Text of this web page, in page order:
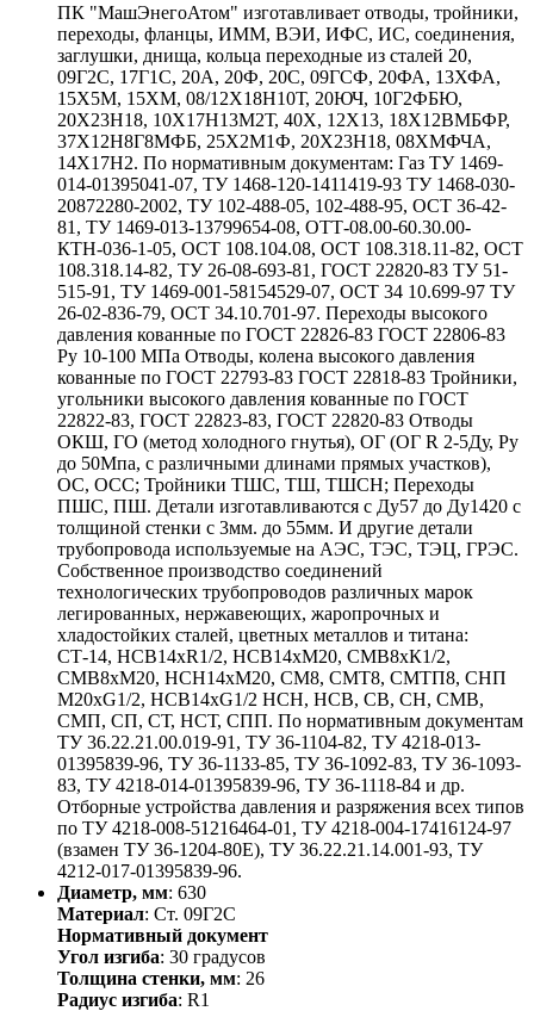
ПК "МашЭнегоАтом" изготавливает отводы, тройники,
переходы, фланцы, ИММ, ВЭИ, ИФС, ИС, соединения,
заглушки, днища, кольца переходные из сталей 20,
09Г2С, 17Г1С, 20А, 20Ф, 20С, 09ГСФ, 20ФА, 13ХФА,
15Х5М, 15ХМ, 08/12Х18Н10Т, 20ЮЧ, 10Г2ФБЮ,
20Х23Н18, 10Х17Н13М2Т, 40Х, 12Х13, 18Х12ВМБФР,
37Х12Н8Г8МФБ, 25Х2М1Ф, 20Х23Н18, 08ХМФЧА,
14Х17Н2. По нормативным документам: Газ ТУ 1469-
014-01395041-07, ТУ 1468-120-1411419-93 ТУ 1468-030-
20872280-2002, ТУ 102-488-05, 102-488-95, ОСТ 36-42-
81, ТУ 1469-013-13799654-08, ОТТ-08.00-60.30.00-
КТН-036-1-05, ОСТ 108.104.08, ОСТ 108.318.11-82, ОСТ
108.318.14-82, ТУ 26-08-693-81, ГОСТ 22820-83 ТУ 51-
515-91, ТУ 1469-001-58154529-07, ОСТ 34 10.699-97 ТУ
26-02-836-79, ОСТ 34.10.701-97. Переходы высокого
давления кованные по ГОСТ 22826-83 ГОСТ 22806-83
Ру 10-100 МПа Отводы, колена высокого давления
кованные по ГОСТ 22793-83 ГОСТ 22818-83 Тройники,
угольники высокого давления кованные по ГОСТ
22822-83, ГОСТ 22823-83, ГОСТ 22820-83 Отводы
ОКШ, ГО (метод холодного гнутья), ОГ (ОГ R 2-5Ду, Ру
до 50Мпа, с различными длинами прямых участков),
ОС, ОСС; Тройники ТШС, ТШ, ТШСН; Переходы
ПШС, ПШ. Детали изготавливаются с Ду57 до Ду1420 с
толщиной стенки с 3мм. до 55мм. И другие детали
трубопровода используемые на АЭС, ТЭС, ТЭЦ, ГРЭС.
Собственное производство соединений
технологических трубопроводов различных марок
легированных, нержавеющих, жаропрочных и
хладостойких сталей, цветных металлов и титана:
СТ-14, НСВ14хR1/2, НСВ14хМ20, СМВ8хК1/2,
СМВ8хМ20, НСН14хМ20, СМ8, СМТ8, СМТП8, СНП
М20хG1/2, НСВ14хG1/2 НСН, НСВ, СВ, СН, СМВ,
СМП, СП, СТ, НСТ, СПП. По нормативным документам
ТУ 36.22.21.00.019-91, ТУ 36-1104-82, ТУ 4218-013-
01395839-96, ТУ 36-1133-85, ТУ 36-1092-83, ТУ 36-1093-
83, ТУ 4218-014-01395839-96, ТУ 36-1118-84 и др.
Отборные устройства давления и разряжения всех типов
по ТУ 4218-008-51216464-01, ТУ 4218-004-17416124-97
(взамен ТУ 36-1204-80Е), ТУ 36.22.21.14.001-93, ТУ
4212-017-01395839-96.
Диаметр, мм: 630
Материал: Ст. 09Г2С
Нормативный документ
Угол изгиба: 30 градусов
Толщина стенки, мм: 26
Радиус изгиба: R1